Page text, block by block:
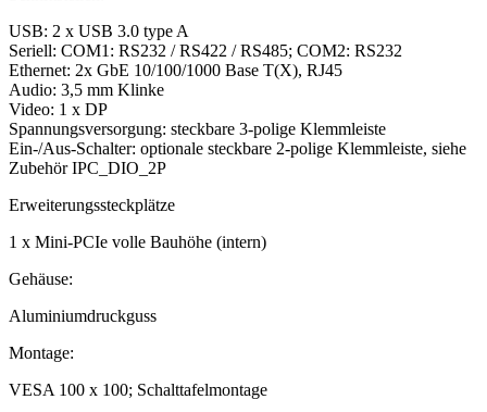
USB: 2 x USB 3.0 type A
Seriell: COM1: RS232 / RS422 / RS485; COM2: RS232
Ethernet: 2x GbE 10/100/1000 Base T(X), RJ45
Audio: 3,5 mm Klinke
Video: 1 x DP
Spannungsversorgung: steckbare 3-polige Klemmleiste
Ein-/Aus-Schalter: optionale steckbare 2-polige Klemmleiste, siehe
Zubehör IPC_DIO_2P
Erweiterungssteckplätze
1 x Mini-PCIe volle Bauhöhe (intern)
Gehäuse:
Aluminiumdruckguss
Montage:
VESA 100 x 100; Schalttafelmontage